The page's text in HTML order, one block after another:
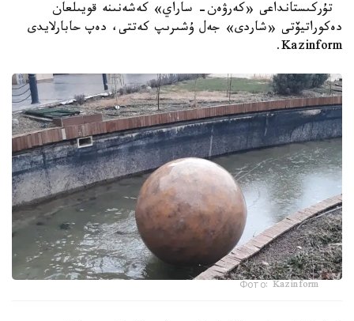
تۇركىستانداعى «كەرۋەن- ساراي» كەشەنىنە قويىلعان
دەكوراتيۆتى «شاردى» جەل ۇشىرىپ كەتتى، دەپ حابارلايدى
Kazinform.
Фото: Kazinform